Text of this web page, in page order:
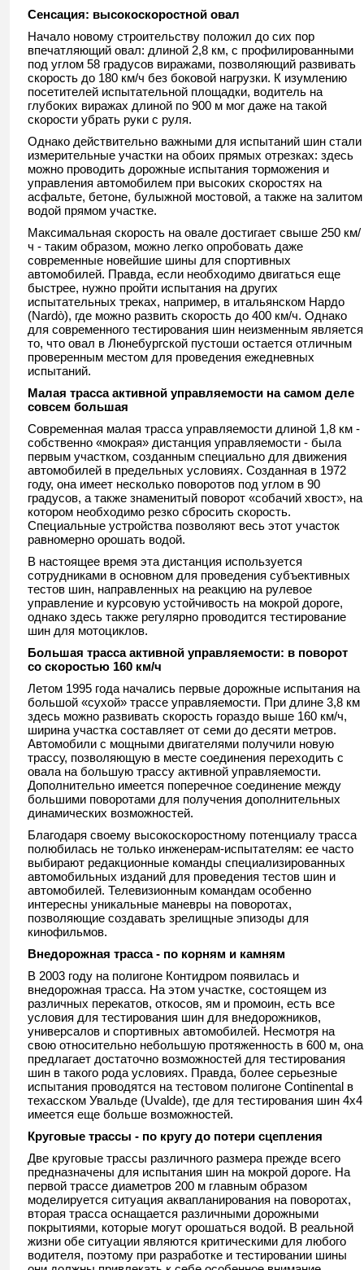
Сенсация: высокоскоростной овал
Начало новому строительству положил до сих пор
впечатляющий овал: длиной 2,8 км, с профилированными
под углом 58 градусов виражами, позволяющий развивать
скорость до 180 км/ч без боковой нагрузки. К изумлению
посетителей испытательной площадки, водитель на
глубоких виражах длиной по 900 м мог даже на такой
скорости убрать руки с руля.
Однако действительно важными для испытаний шин стали
измерительные участки на обоих прямых отрезках: здесь
можно проводить дорожные испытания торможения и
управления автомобилем при высоких скоростях на
асфальте, бетоне, булыжной мостовой, а также на залитом
водой прямом участке.
Максимальная скорость на овале достигает свыше 250 км/
ч - таким образом, можно легко опробовать даже
современные новейшие шины для спортивных
автомобилей. Правда, если необходимо двигаться еще
быстрее, нужно пройти испытания на других
испытательных треках, например, в итальянском Нардо
(Nardò), где можно развить скорость до 400 км/ч. Однако
для современного тестирования шин неизменным является
то, что овал в Люнебургской пустоши остается отличным
проверенным местом для проведения ежедневных
испытаний.
Малая трасса активной управляемости на самом деле
совсем большая
Современная малая трасса управляемости длиной 1,8 км -
собственно «мокрая» дистанция управляемости - была
первым участком, созданным специально для движения
автомобилей в предельных условиях. Созданная в 1972
году, она имеет несколько поворотов под углом в 90
градусов, а также знаменитый поворот «собачий хвост», на
котором необходимо резко сбросить скорость.
Специальные устройства позволяют весь этот участок
равномерно орошать водой.
В настоящее время эта дистанция используется
сотрудниками в основном для проведения субъективных
тестов шин, направленных на реакцию на рулевое
управление и курсовую устойчивость на мокрой дороге,
однако здесь также регулярно проводится тестирование
шин для мотоциклов.
Большая трасса активной управляемости: в поворот
со скоростью 160 км/ч
Летом 1995 года начались первые дорожные испытания на
большой «сухой» трассе управляемости. При длине 3,8 км
здесь можно развивать скорость гораздо выше 160 км/ч,
ширина участка составляет от семи до десяти метров.
Автомобили с мощными двигателями получили новую
трассу, позволяющую в месте соединения переходить с
овала на большую трассу активной управляемости.
Дополнительно имеется поперечное соединение между
большими поворотами для получения дополнительных
динамических возможностей.
Благодаря своему высокоскоростному потенциалу трасса
полюбилась не только инженерам-испытателям: ее часто
выбирают редакционные команды специализированных
автомобильных изданий для проведения тестов шин и
автомобилей. Телевизионным командам особенно
интересны уникальные маневры на поворотах,
позволяющие создавать зрелищные эпизоды для
кинофильмов.
Внедорожная трасса - по корням и камням
В 2003 году на полигоне Контидром появилась и
внедорожная трасса. На этом участке, состоящем из
различных перекатов, откосов, ям и промоин, есть все
условия для тестирования шин для внедорожников,
универсалов и спортивных автомобилей. Несмотря на
свою относительно небольшую протяженность в 600 м, она
предлагает достаточно возможностей для тестирования
шин в такого рода условиях. Правда, более серьезные
испытания проводятся на тестовом полигоне Continental в
техасском Увальде (Uvalde), где для тестирования шин 4x4
имеется еще больше возможностей.
Круговые трассы - по кругу до потери сцепления
Две круговые трассы различного размера прежде всего
предназначены для испытания шин на мокрой дороге. На
первой трассе диаметров 200 м главным образом
моделируется ситуация аквапланирования на поворотах,
вторая трасса оснащается различными дорожными
покрытиями, которые могут орошаться водой. В реальной
жизни обе ситуации являются критическими для любого
водителя, поэтому при разработке и тестировании шины